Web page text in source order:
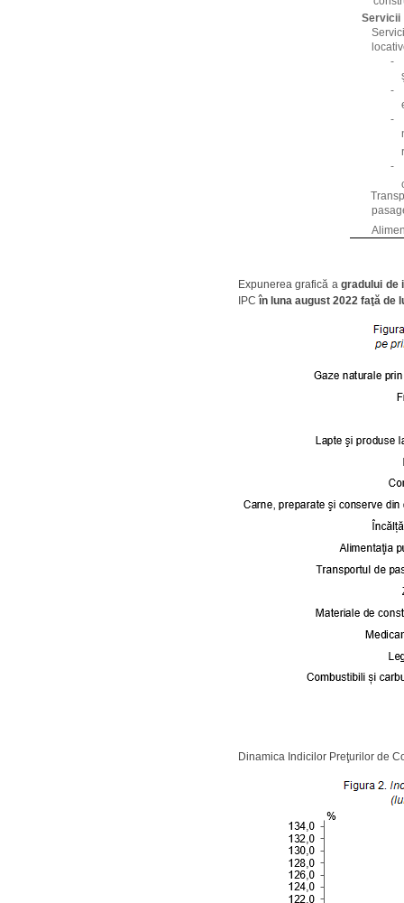
Servicii
-
-
-
-
Expunerea grafică agradului de
IPCîn luna august 2022 faţă de
Dinamica Indicilor Preţurilor de